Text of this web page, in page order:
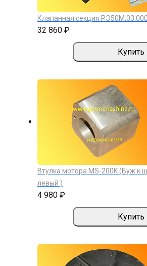
Клапанная секция РЭ50М.03.000
32 860 ₽
Купить
Втулка мотора MS-200K (Буж
левый )
4 980 ₽
Купить